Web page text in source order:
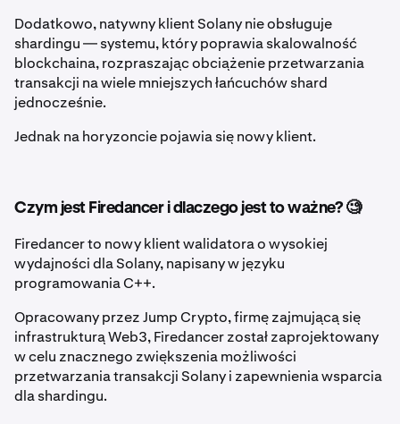
Dodatkowo, natywny klient Solany nie obsługuje
shardingu — systemu, który poprawia skalowalność
blockchaina, rozpraszając obciążenie przetwarzania
transakcji na wiele mniejszych łańcuchów shard
jednocześnie.
Jednak na horyzoncie pojawia się nowy klient.
Czym jest Firedancer i dlaczego jest to ważne? 🧐
Firedancer to nowy klient walidatora o wysokiej
wydajności dla Solany, napisany w języku
programowania C++.
Opracowany przez Jump Crypto, firmę zajmującą się
infrastrukturą Web3, Firedancer został zaprojektowany
w celu znacznego zwiększenia możliwości
przetwarzania transakcji Solany i zapewnienia wsparcia
dla shardingu.